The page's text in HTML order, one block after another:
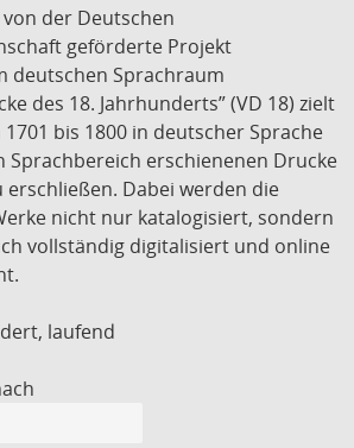
der Deutschen
geförderte Projekt
deutschen Sprachraum
des 18. Jahrhunderts” (VD 18) zielt
bis 1800 in deutscher Sprache
Sprachbereich erschienenen Drucke
erschließen. Dabei werden die
nicht nur katalogisiert, sondern
vollständig digitalisiert und online
laufend